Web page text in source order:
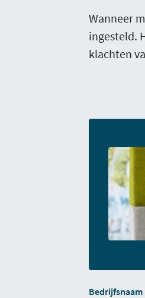
Wanneer
ingesteld.
klachten
Bedrijfsnaam